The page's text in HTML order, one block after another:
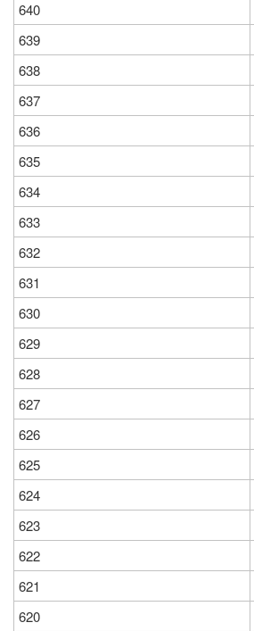
640
639
638
637
636
635
634
633
632
631
630
629
628
627
626
625
624
623
622
621
620